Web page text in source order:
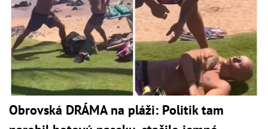
Obrovská DRÁMA na pláži: Politik tam